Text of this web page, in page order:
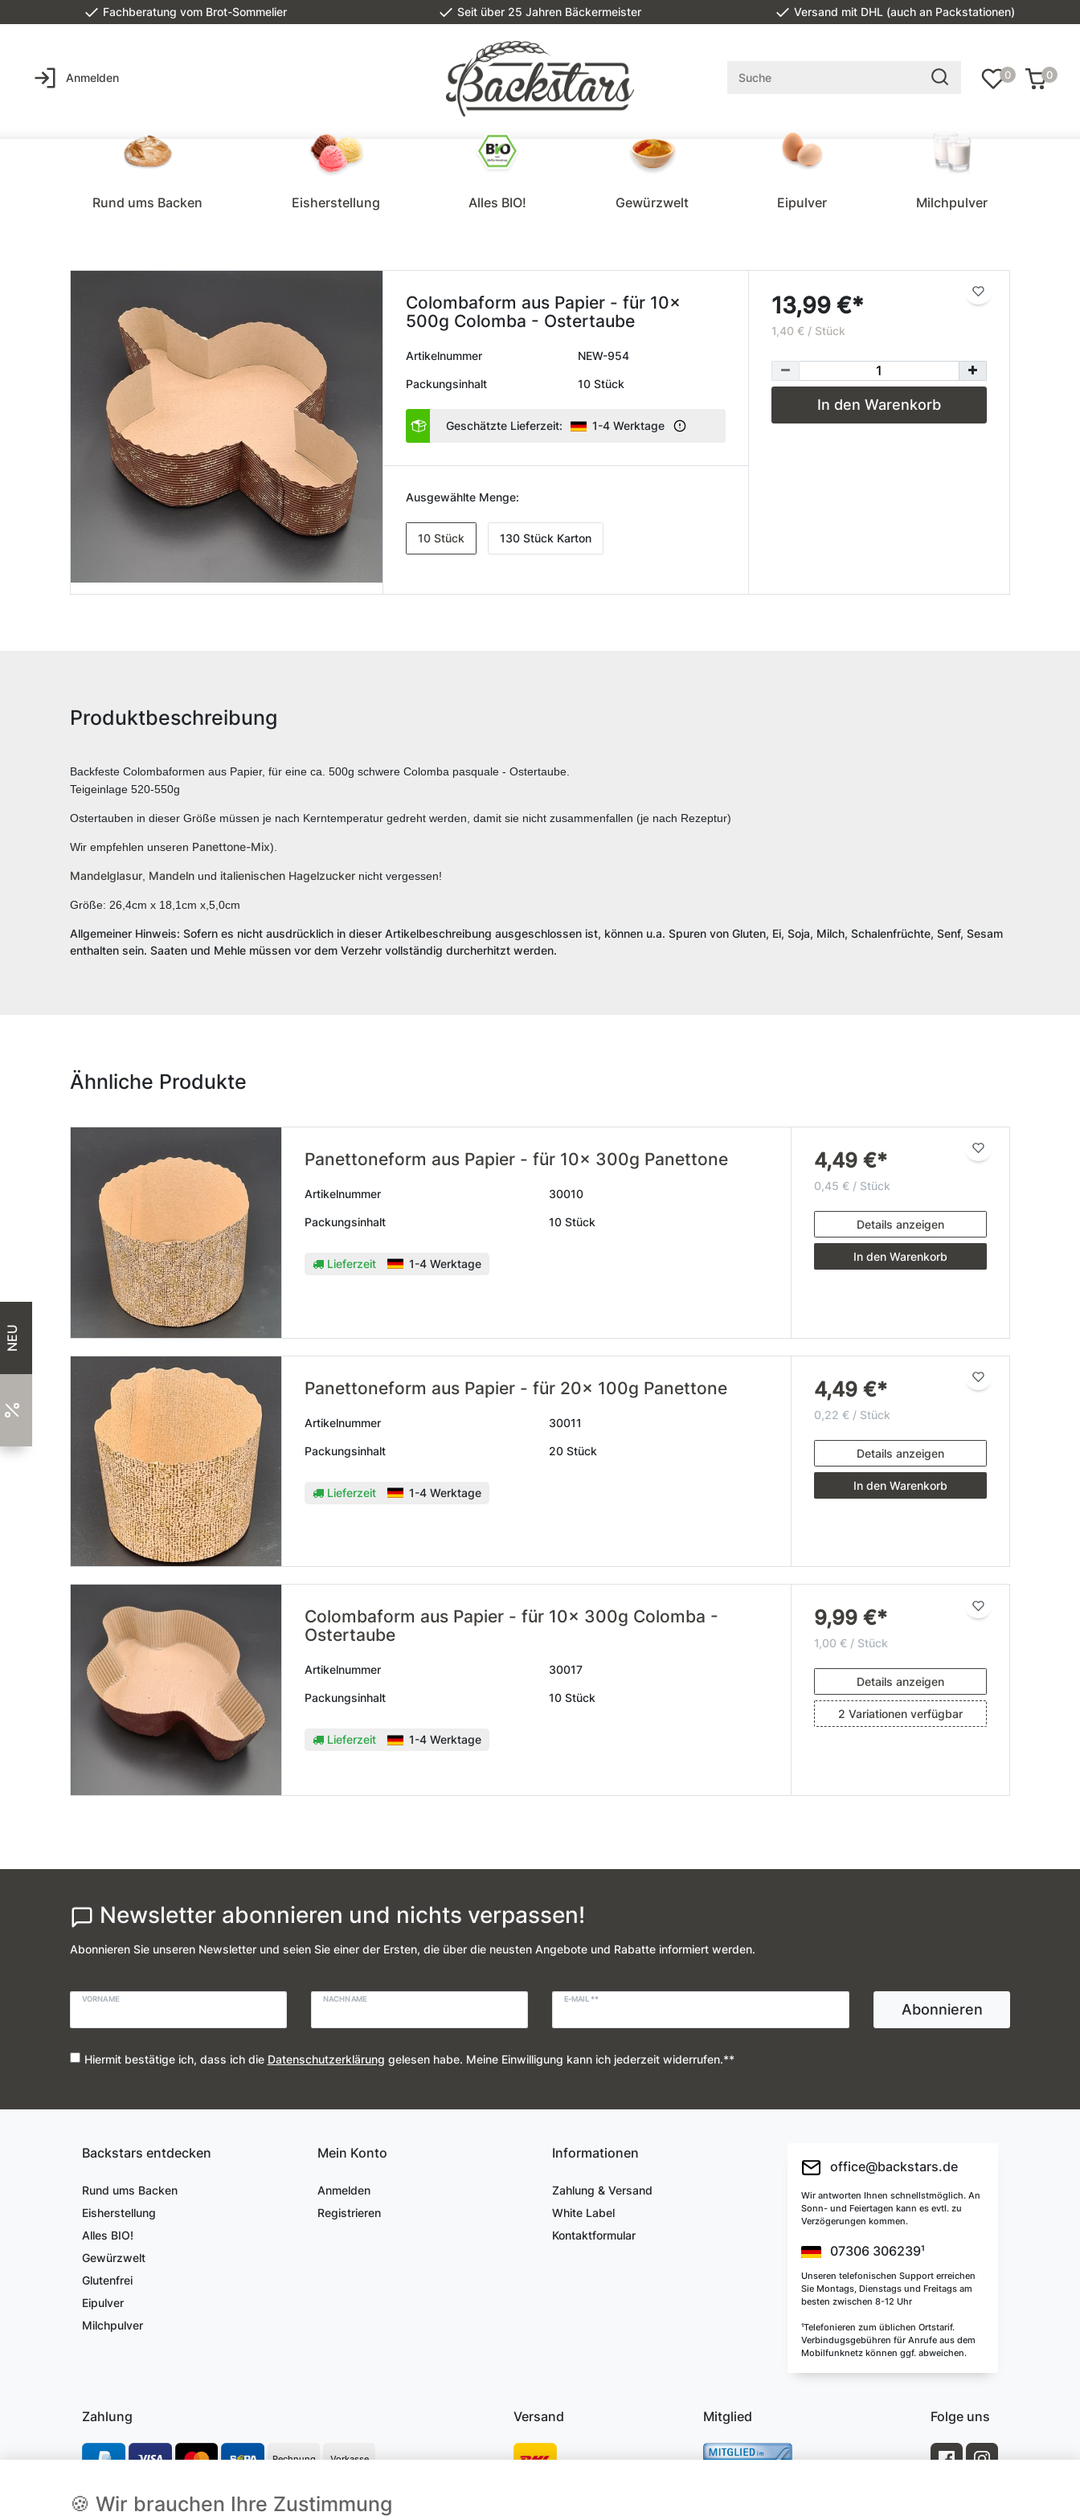
Fachberatung vom Brot-Sommelier Seit über 25 Jahren Bäckermeister Versand mit DHL (auch an Packstationen)
Anmelden 0 0
Rund ums Backen Eisherstellung Alles BIO! Gewürzwelt Eipulver Milchpulver
Colombaform aus Papier - für 10x
500g Colomba - Ostertaube
Artikelnummer NEW-954
Packungsinhalt 10 Stück
Geschätzte Lieferzeit: 1-4 Werktage
Ausgewählte Menge:
10 Stück 130 Stück Karton
13,99 €*
1,40 € / Stück
In den Warenkorb
Produktbeschreibung
Backfeste Colombaformen aus Papier, für eine ca. 500g schwere Colomba pasquale - Ostertaube.
Teigeinlage 520-550g
Ostertauben in dieser Größe müssen je nach Kerntemperatur gedreht werden, damit sie nicht zusammenfallen (je nach Rezeptur)
Wir empfehlen unseren Panettone-Mix).
Mandelglasur Mandeln und italienischen Hagelzucker nicht vergessen!
Größe: 26,4cm x 18,1cm x,5,0cm
Allgemeiner Hinweis: Sofern es nicht ausdrücklich in dieser Artikelbeschreibung ausgeschlossen ist, können u.a. Spuren von Gluten, Ei, Soja, Milch, Schalenfrüchte, Senf, Sesam
enthalten sein. Saaten und Mehle müssen vor dem Verzehr vollständig durcherhitzt werden.
Ähnliche Produkte
Panettoneform aus Papier - für 10x 300g Panettone
Artikelnummer 30010
Packungsinhalt 10 Stück
Lieferzeit 1-4 Werktage
4,49 €*
0,45 € / Stück
Details anzeigen
In den Warenkorb
Panettoneform aus Papier - für 20x 100g Panettone
Artikelnummer 30011
Packungsinhalt 20 Stück
Lieferzeit 1-4 Werktage
4,49 €*
0,22 € / Stück
Details anzeigen
In den Warenkorb
Colombaform aus Papier - für 10x 300g Colomba -
Ostertaube
Artikelnummer 30017
Packungsinhalt 10 Stück
Lieferzeit 1-4 Werktage
9,99 €*
1,00 € / Stück
Details anzeigen
2 Variationen verfügbar
Newsletter abonnieren und nichts verpassen!
Abonnieren Sie unseren Newsletter und seien Sie einer der Ersten, die über die neusten Angebote und Rabatte informiert werden.
VORNAME NACHNAME E-MAIL **
Abonnieren
Hiermit bestätige ich, dass ich die Daten­schutz­erklärung gelesen habe. Meine Einwilligung kann ich jederzeit widerrufen.**
Backstars entdecken
Rund ums Backen
Eisherstellung
Alles BIO!
Gewürzwelt
Glutenfrei
Eipulver
Milchpulver
Mein Konto
Anmelden
Registrieren
Informationen
Zahlung & Versand
White Label
Kontaktformular
office@backstars.de
Wir antworten Ihnen schnellstmöglich. An
Sonn- und Feiertagen kann es evtl. zu
Verzögerungen kommen.
07306 306239¹
Unseren telefonischen Support erreichen
Sie Montags, Dienstags und Freitags am
besten zwischen 8-12 Uhr
¹Telefonieren zum üblichen Ortstarif.
Verbindugsgebühren für Anrufe aus dem
Mobilfunknetz können ggf. abweichen.
Zahlung
Rechnung Vorkasse
Versand Mitglied Folge uns
🍪 Wir brauchen Ihre Zustimmung
NEU